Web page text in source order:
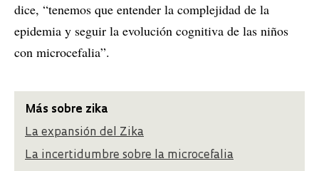
dice, “tenemos que entender la complejidad de la
epidemia y seguir la evolución cognitiva de las niños
con microcefalia”.
Más sobre zika
La expansión del Zika
La incertidumbre sobre la microcefalia